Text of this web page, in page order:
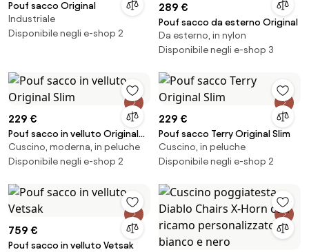
Pouf sacco Original
Industriale
Disponibile negli e-shop 2
289 €
Pouf sacco da esterno Original
Da esterno, in nylon
Disponibile negli e-shop 3
229 €
Pouf sacco in velluto Original
Slim
Cuscino, moderna, in peluche
Disponibile negli e-shop 2
229 €
Pouf sacco Terry Original Slim
Cuscino, in peluche
Disponibile negli e-shop 2
759 €
Pouf sacco in velluto Vetsak